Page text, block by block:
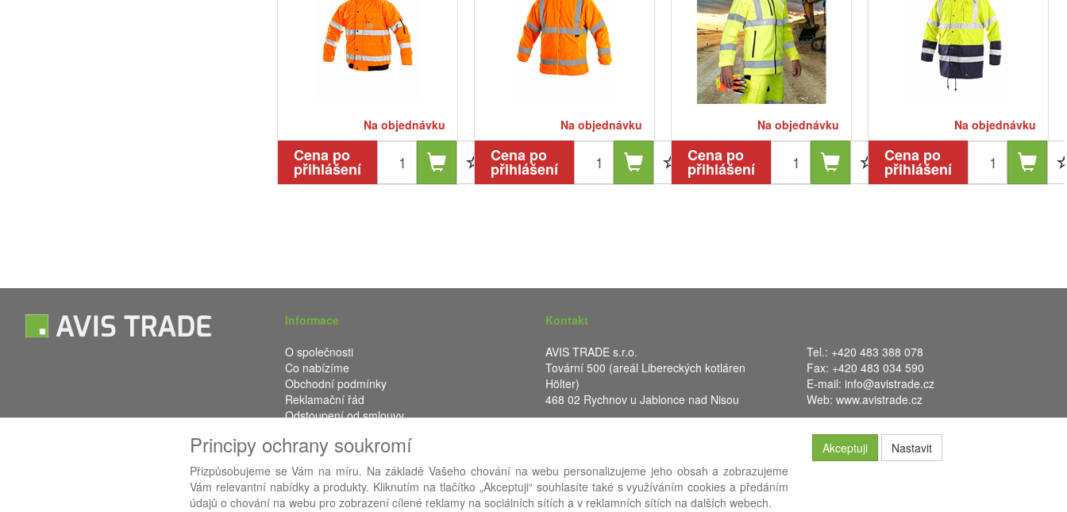
Na objednávku
Cena po
přihlášení
Na objednávku
Cena po
přihlášení
Na objednávku
Cena po
přihlášení
Na objednávku
Cena po
přihlášení
Informace
O společnosti
Co nabízíme
Obchodní podmínky
Reklamační řád
Odstoupení od smlouvy
Kontakt
AVIS TRADE s.r.o.
Tovární 500 (areál Libereckých kotláren
Hölter)
468 02 Rychnov u Jablonce nad Nisou
Tel.: +420 483 388 078
Fax: +420 483 034 590
E-mail: info@avistrade.cz
Web: www.avistrade.cz
Používáme ABRA eShop- nejlepší řešení e-commerce pro náš procesní informační systémFLORES
Principy ochrany soukromí
Přizpůsobujeme se Vám na míru. Na základě Vašeho chování na webu personalizujeme jeho obsah a zobrazujeme
Vám relevantní nabídky a produkty. Kliknutím na tlačítko „Akceptuji“ souhlasíte také s využíváním cookies a předáním
údajů o chování na webu pro zobrazení cílené reklamy na sociálních sítích a v reklamních sítích na dalších webech.
Akceptuji Nastavit